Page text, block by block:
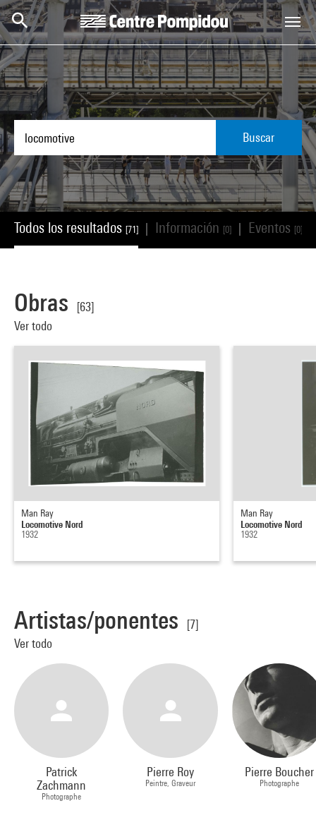
Skip to main content
Centre Pompidou
Buscar
Todos los resultados [71] Información [0] Eventos [0]
Obras
[63]
Ver todo
Man Ray
Locomotive Nord
1932
Man Ray
Locomotive Nord
1932
Artistas/ponentes
[7]
Ver todo
Patrick
Zachmann
Photographe
Pierre Roy
Peintre, Graveur
Pierre Boucher
Photographe